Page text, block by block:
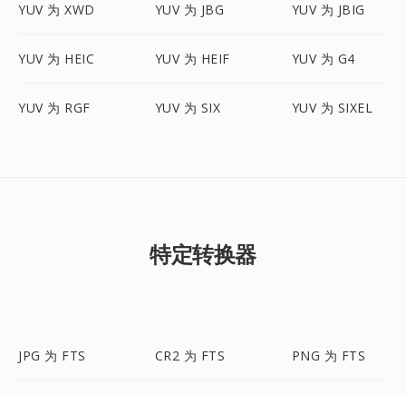
YUV 为 XWD YUV 为 JBG YUV 为 JBIG
YUV 为 HEIC YUV 为 HEIF YUV 为 G4
YUV 为 RGF YUV 为 SIX YUV 为 SIXEL
特定转换器
JPG 为 FTS CR2 为 FTS PNG 为 FTS